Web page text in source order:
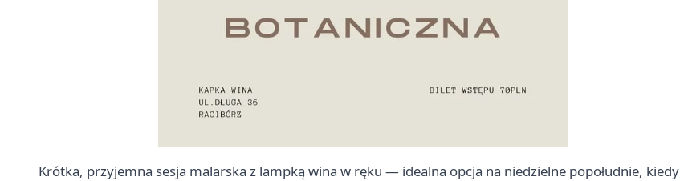
Krótka, przyjemna sesja malarska z lampką wina w ręku — idealna opcja na niedzielne popołudnie, kiedy